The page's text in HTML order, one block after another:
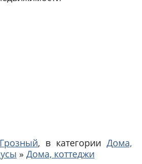
Грозный, в категории Дома,
» Дома, коттеджи